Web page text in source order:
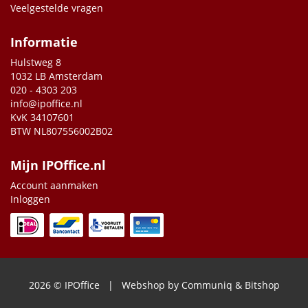
Veelgestelde vragen
Informatie
Hulstweg 8
1032 LB Amsterdam
020 - 4303 203
info@ipoffice.nl
KvK 34107601
BTW NL807556002B02
Mijn IPOffice.nl
Account aanmaken
Inloggen
2026 © IPOffice | Webshop by Communiq & Bitshop